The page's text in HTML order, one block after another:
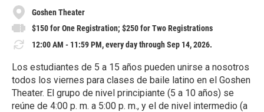
Goshen Theater
$150 for One Registration; $250 for Two Registrations
12:00 AM - 11:59 PM, every day through Sep 14, 2026.
Los estudiantes de 5 a 15 años pueden unirse a nosotros
todos los viernes para clases de baile latino en el Goshen
Theater. El grupo de nivel principiante (5 a 10 años) se
reúne de 4:00 p. m. a 5:00 p. m., y el de nivel intermedio (a